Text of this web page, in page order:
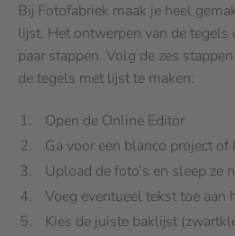
Bij Fotofabriek maak je heel
lijst. Het ontwerpen van de tegels
paar stappen. Volg de zes
de tegels met lijst te maken:
Open de Online Editor
Ga voor een blanco project of
Upload de foto’s en sleep ze
Voeg eventueel tekst toe aan
Kies de juiste baklijst